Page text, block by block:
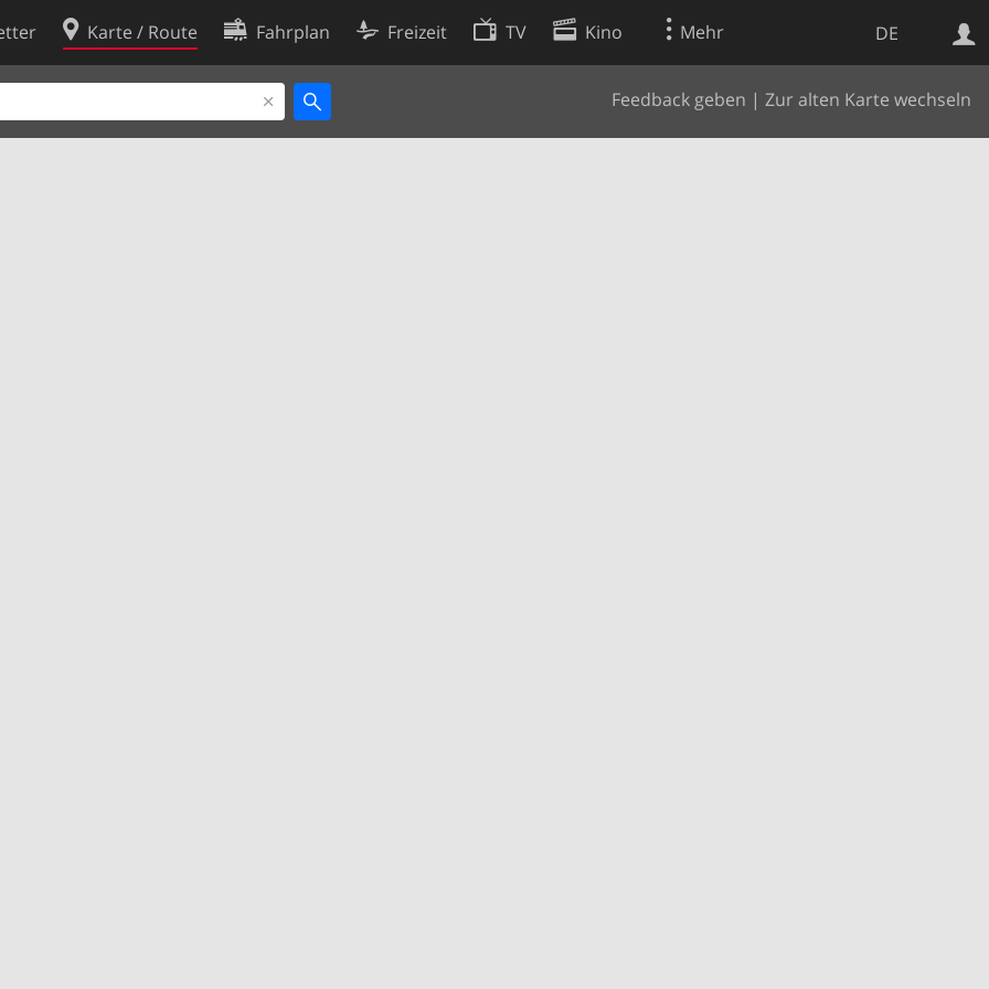
DE
Karte / Route Fahrplan Freizeit TV Kino Mehr
Feedback geben | Zur alten Karte wechseln
Websuche
Cookie-Richtlinie
Cookie-Einstellungen